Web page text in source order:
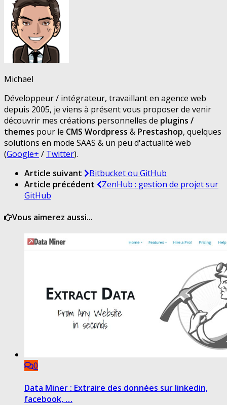
Michael
Développeur / intégrateur, travaillant en agence web
depuis 2005, je viens à présent vous proposer de venir
découvrir mes créations personnelles de plugins /
themes pour le CMS Wordpress & Prestashop, quelques
solutions en mode SAAS & un peu d'actualité web
(Google+ / Twitter).
Article suivant
Bitbucket ou GitHub
Article précédent
ZenHub : gestion de projet sur
GitHub
Vous aimerez aussi...
0
Data Miner : Extraire des données sur linkedin,
facebook, …